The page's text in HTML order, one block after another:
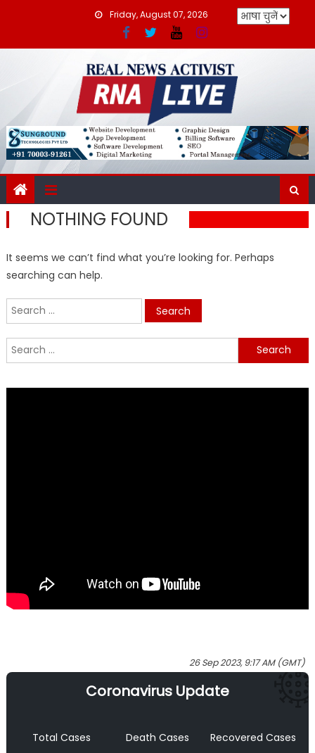
Friday, August 07, 2026
NOTHING FOUND
It seems we can’t find what you’re looking for. Perhaps
searching can help.
Search
for:
Search
for:
26 Sep 2023, 9:17 AM (GMT)
Coronavirus Update
Total Cases Death Cases Recovered Cases